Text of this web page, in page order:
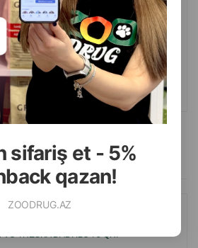
sifariş et - 5%
qazan!
ZOODRUG.AZ
Qiymət
Almaq
0.75 0.92
ALMAQ
məhsulları
VƏ TRESKA DADI ILƏ 75 QR.